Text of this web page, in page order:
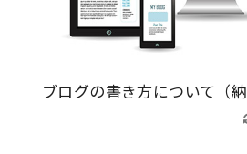
ブログの書き方について（納